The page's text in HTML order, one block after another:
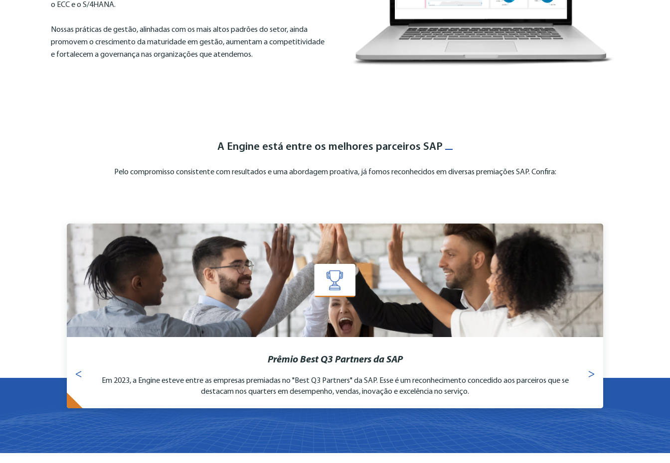
o ECC e o S/4HANA.
Nossas práticas de gestão, alinhadas com os mais altos padrões do setor, ainda
promovem o crescimento da maturidade em gestão, aumentam a competitividade
e fortalecem a governança nas organizações que atendemos.
A Engine está entre os melhores parceiros SAP
Pelo compromisso consistente com resultados e uma abordagem proativa, já fomos reconhecidos em diversas premiações SAP. Confira:
<
Prêmio Best Q3 Partners da SAP
Em 2023, a Engine esteve entre as empresas premiadas no "Best Q3 Partners" da SAP. Esse é um reconhecimento concedido aos parceiros que se
destacam nos quarters em desempenho, vendas, inovação e excelência no serviço.
>